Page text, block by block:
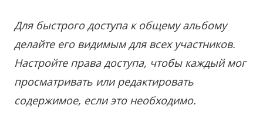
Для быстрого доступа к общему альбому
делайте его видимым для всех участников.
Настройте права доступа, чтобы каждый мог
просматривать или редактировать
содержимое, если это необходимо.